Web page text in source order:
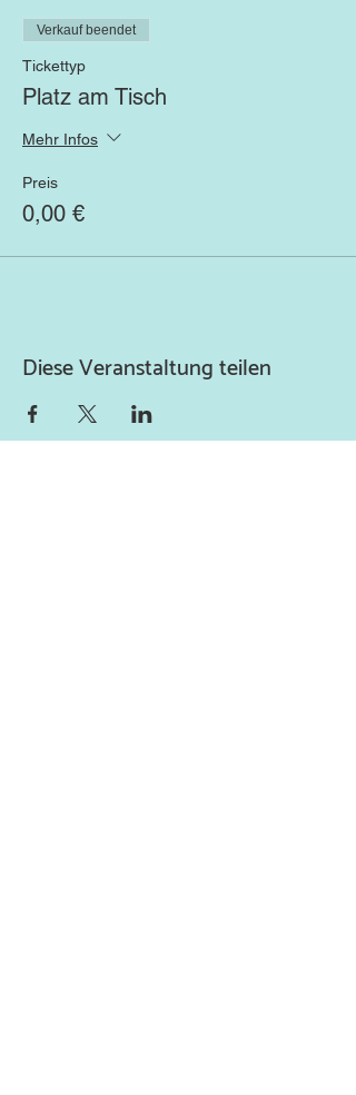
Verkauf beendet
Tickettyp
Platz am Tisch
Mehr Infos
Preis
0,00 €
Diese Veranstaltung teilen